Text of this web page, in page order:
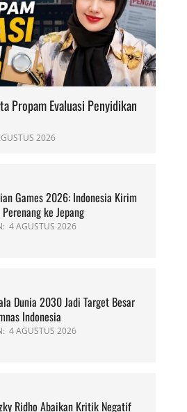
Propam Evaluasi Penyidikan
2026
Games 2026: Indonesia Kirim
ke Jepang
4 AGUSTUS 2026
Dunia 2030 Jadi Target Besar
Indonesia
4 AGUSTUS 2026
Ridho Abaikan Kritik Negatif